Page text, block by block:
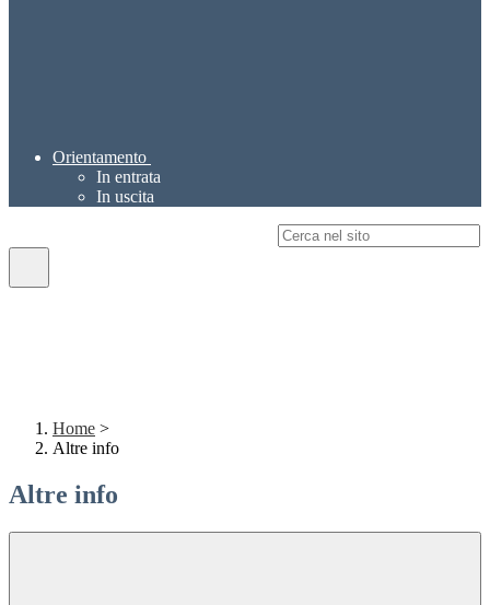
Orientamento
In entrata
In uscita
Home >
Altre info
Altre info